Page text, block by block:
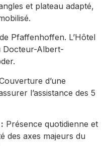
et plateau adapté,
Pfaffenhoffen. L’Hôtel
Docteur-Albert-
d’une
l’assistance des 5
Présence quotidienne et
des axes majeurs du